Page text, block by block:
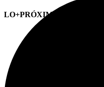
LO+PRÓXIMO (CITAS)